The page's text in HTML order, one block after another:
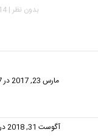
بدون نظر | 2,814 بازدید
مارس 23, 2017 در 10:47 ق.ظ
آگوست 31, 2018 در 3:13 ق.ظ